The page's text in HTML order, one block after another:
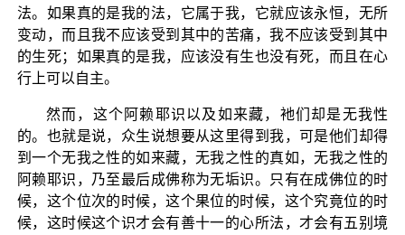
法。如果真的是我的法，它属于我，它就应该永恒，无所
变动，而且我不应该受到其中的苦痛，我不应该受到其中
的生死；如果真的是我，应该没有生也没有死，而且在心
行上可以自主。
然而，这个阿赖耶识以及如来藏，衪们却是无我性
的。也就是说，众生说想要从这里得到我，可是他们却得
到一个无我之性的如来藏，无我之性的真如，无我之性的
阿赖耶识，乃至最后成佛称为无垢识。只有在成佛位的时
候，这个位次的时候，这个果位的时候，这个究竟位的时
候，这时候这个识才会有善十一的心所法，才会有五别境